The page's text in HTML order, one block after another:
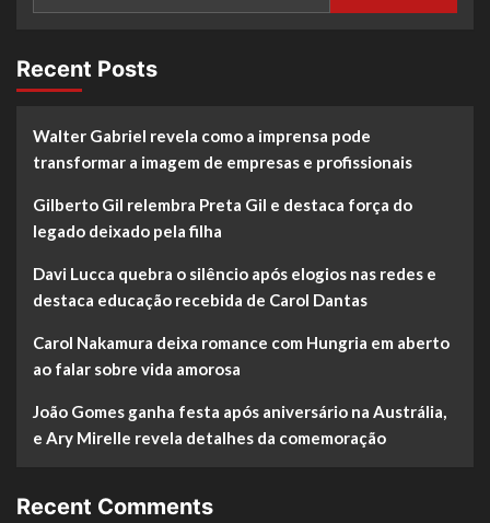
Recent Posts
Walter Gabriel revela como a imprensa pode
transformar a imagem de empresas e profissionais
Gilberto Gil relembra Preta Gil e destaca força do
legado deixado pela filha
Davi Lucca quebra o silêncio após elogios nas redes e
destaca educação recebida de Carol Dantas
Carol Nakamura deixa romance com Hungria em aberto
ao falar sobre vida amorosa
João Gomes ganha festa após aniversário na Austrália,
e Ary Mirelle revela detalhes da comemoração
Recent Comments